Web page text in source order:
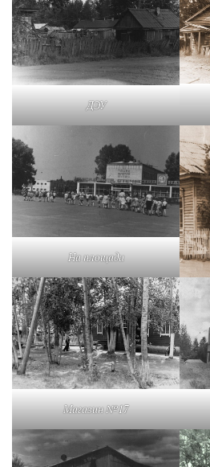
ДЭУ
На площади
Магазин №17